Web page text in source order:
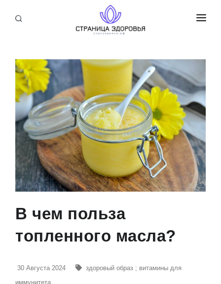
СТАТЬИ
БЛОГ
НОВОСТИ
О НАС
В чем польза
топленного масла?
30 Августа 2024 здоровый образ ; витамины для
иммунитета